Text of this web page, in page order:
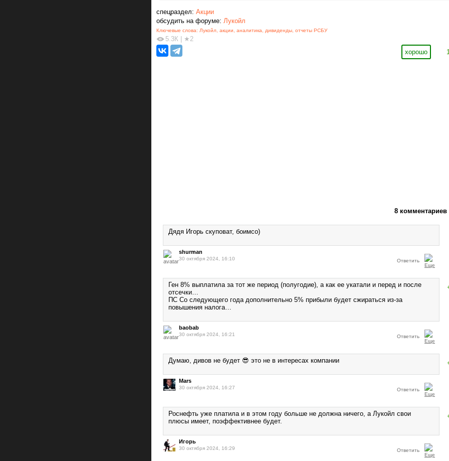
спецраздел: Акции
обсудить на форуме: Лукойл
Ключевые слова: Лукойл акции аналитика дивиденды отчеты РСБУ
5.3К | ★2
хорошо
8 комментариев
Дядя Игорь скуповат, боимсо)
shurman
30 октября 2024, 16:10 Ответить
Ген 8% выплатила за тот же период (полугодие), а как ее укатали и перед и после
отсечки…
ПС Со следующего года дополнительно 5% прибыли будет сжираться из-за
повышения налога…
baobab
30 октября 2024, 16:21 Ответить
Думаю, дивов не будет 😎 это не в интересах компании
Mars
30 октября 2024, 16:27 Ответить
Роснефть уже платила и в этом году больше не должна ничего, а Лукойл свои
плюсы имеет, поэффективнее будет.
Игорь
30 октября 2024, 16:29 Ответить